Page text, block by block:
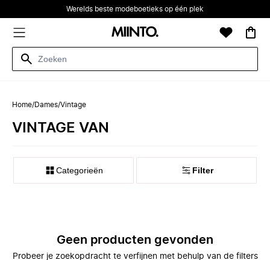
Werelds beste modeboetieks op één plek
Home/Dames/Vintage
VINTAGE VAN
Categorieën Filter
Geen producten gevonden
Probeer je zoekopdracht te verfijnen met behulp van de filters